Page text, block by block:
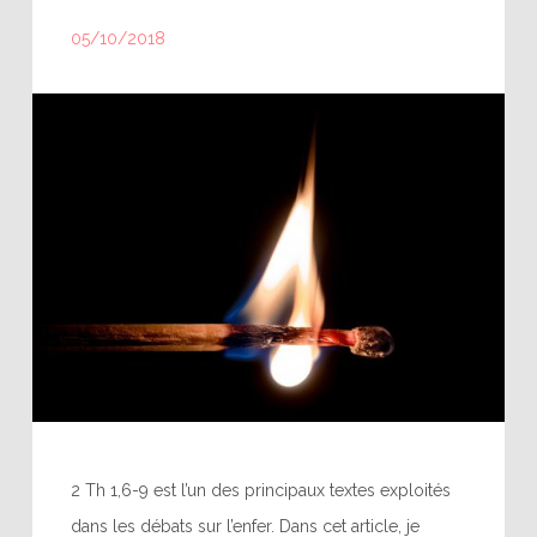
05/10/2018
2 Th 1,6-9 est l’un des principaux textes exploités
dans les débats sur l’enfer. Dans cet article, je